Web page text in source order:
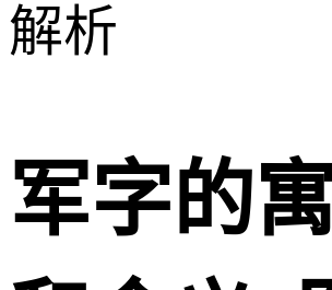
解析
军字的